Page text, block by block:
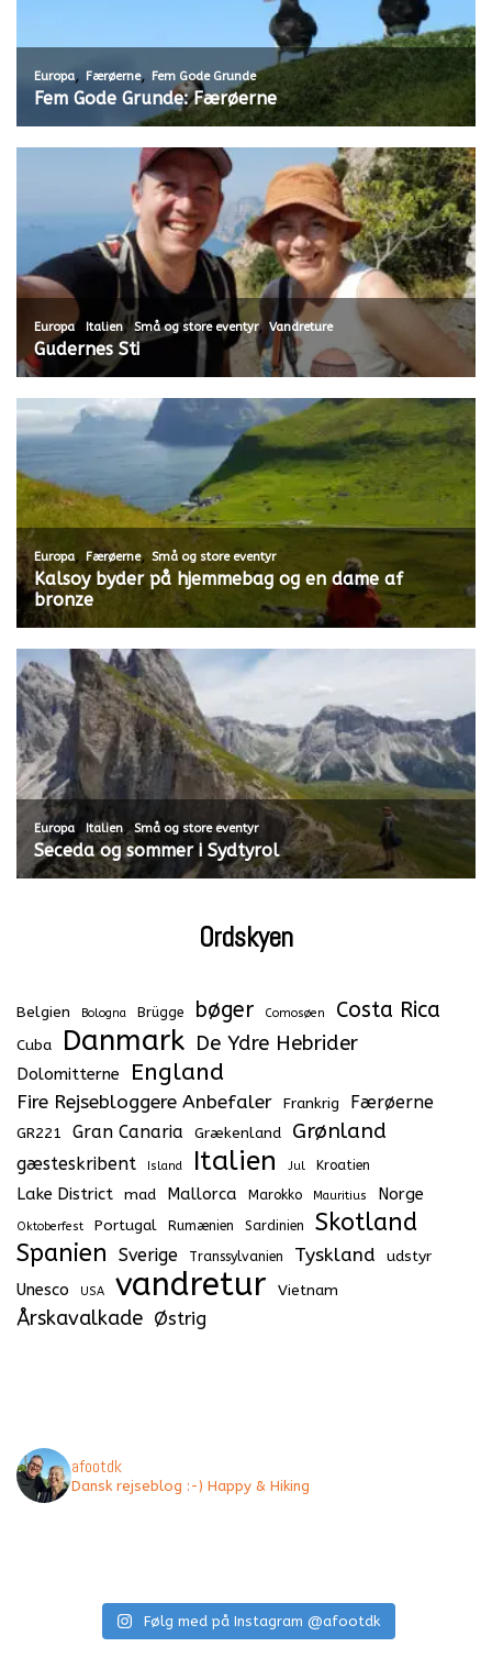
Europa, Færøerne, Fem Gode Grunde
Fem Gode Grunde: Færøerne
Europa, Italien,Små og store eventyr, Vandreture
Gudernes Sti
Europa, Færøerne, Små og store eventyr
Kalsoy byder på hjemmebag og en dame af
bronze
Europa, Italien,Små og store eventyr
Seceda og sommer i Sydtyrol
Ordskyen
Belgien Bologna Brügge bøger Comosøen Costa Rica
Cuba Danmark De Ydre Hebrider
Dolomitterne England
Fire Rejsebloggere Anbefaler Frankrig Færøerne
GR221 Gran Canaria Grækenland Grønland
gæsteskribent Island Italien Jul Kroatien
Lake District mad Mallorca Marokko Mauritius Norge
Oktoberfest Portugal Rumænien Sardinien
Skotland
Spanien
Sverige Transsylvanien Tyskland udstyr
Unesco USA vandretur Vietnam
Årskavalkade Østrig
afootdk
Dansk rejseblog :-) Happy & Hiking
Følg med på Instagram @afootdk